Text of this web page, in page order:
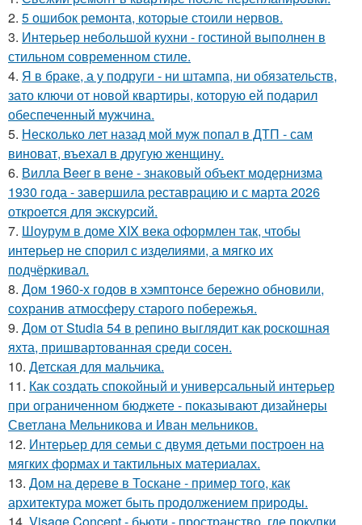
2. 5 ошибок ремонта, которые стоили нервов.
3. Интерьер небольшой кухни - гостиной выполнен в
стильном современном стиле.
4. Я в браке, а у подруги - ни штампа, ни обязательств,
зато ключи от новой квартиры, которую ей подарил
обеспеченный мужчина.
5. Несколько лет назад мой муж попал в ДТП - сам
виноват, въехал в другую женщину.
6. Вилла Beer в вене - знаковый объект модернизма
1930 года - завершила реставрацию и с марта 2026
откроется для экскурсий.
7. Шоурум в доме XIX века оформлен так, чтобы
интерьер не спорил с изделиями, а мягко их
подчёркивал.
8. Дом 1960-х годов в хэмптонсе бережно обновили,
сохранив атмосферу старого побережья.
9. Дом от Studia 54 в репино выглядит как роскошная
яхта, пришвартованная среди сосен.
10. Детская для мальчика.
11. Как создать спокойный и универсальный интерьер
при ограниченном бюджете - показывают дизайнеры
Светлана Мельникова и Иван мельников.
12. Интерьер для семьи с двумя детьми построен на
мягких формах и тактильных материалах.
13. Дом на дереве в Тоскане - пример того, как
архитектура может быть продолжением природы.
14. Visage Concept - бьюти - пространство, где покупки